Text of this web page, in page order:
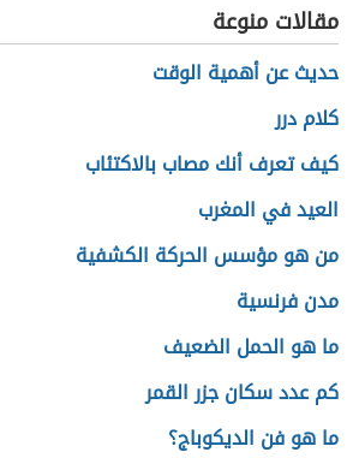
مقالات منوعة
حديث عن أهمية الوقت
كلام درر
كيف تعرف أنك مصاب بالاكتئاب
العيد في المغرب
من هو مؤسس الحركة الكشفية
مدن فرنسية
ما هو الحمل الضعيف
كم عدد سكان جزر القمر
ما هو فن الديكوباج؟